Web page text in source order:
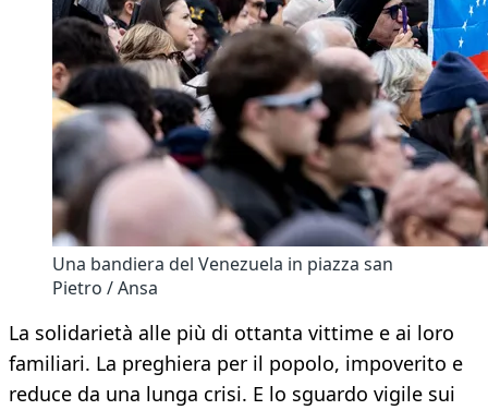
Una bandiera del Venezuela in piazza san
Pietro / Ansa
La solidarietà alle più di ottanta vittime e ai loro
familiari. La preghiera per il popolo, impoverito e
reduce da una lunga crisi. E lo sguardo vigile sui